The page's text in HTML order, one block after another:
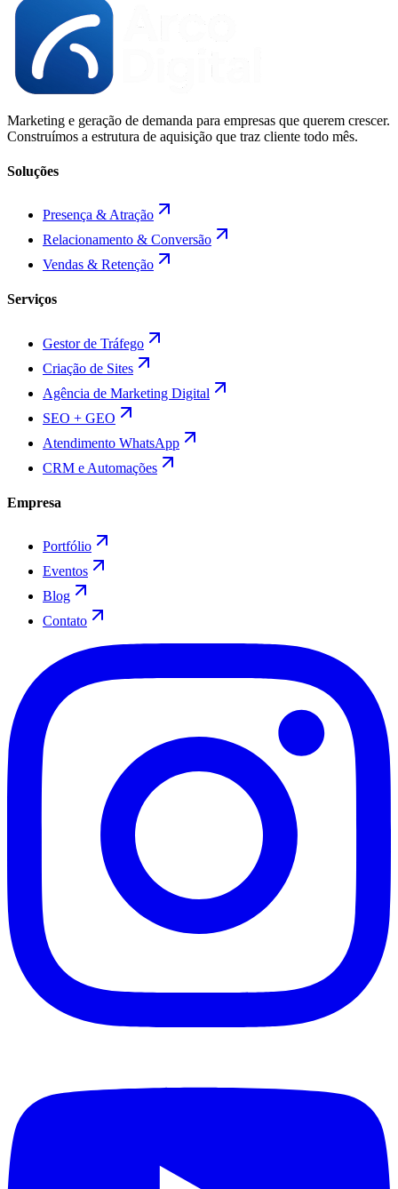
Marketing e geração de demanda para empresas que querem crescer.
Construímos a estrutura de aquisição que traz cliente todo mês.
Soluções
Presença & Atração
Relacionamento & Conversão
Vendas & Retenção
Serviços
Gestor de Tráfego
Criação de Sites
Agência de Marketing Digital
SEO + GEO
Atendimento WhatsApp
CRM e Automações
Empresa
Portfólio
Eventos
Blog
Contato